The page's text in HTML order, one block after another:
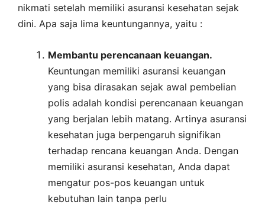
nikmati setelah memiliki asuransi kesehatan sejak
dini. Apa saja lima keuntungannya, yaitu :
Membantu perencanaan keuangan.
Keuntungan memiliki asuransi keuangan
yang bisa dirasakan sejak awal pembelian
polis adalah kondisi perencanaan keuangan
yang berjalan lebih matang. Artinya asuransi
kesehatan juga berpengaruh signifikan
terhadap rencana keuangan Anda. Dengan
memiliki asuransi kesehatan, Anda dapat
mengatur pos-pos keuangan untuk
kebutuhan lain tanpa perlu